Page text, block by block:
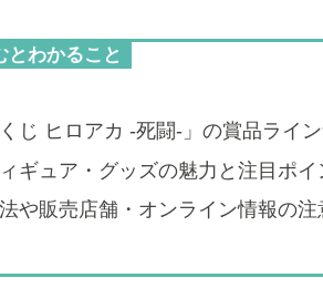
とわかること
くじ ヒロアカ -死闘-」の賞品ライ
ギュア・グッズの魅力と注目ポイ
や販売店舗・オンライン情報の注